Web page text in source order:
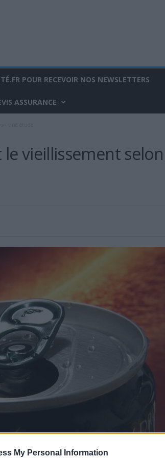
My Personal Information
POUR RECEVOIR NOS NEWSLETTERS
ASSURANCE
vieillissement selon